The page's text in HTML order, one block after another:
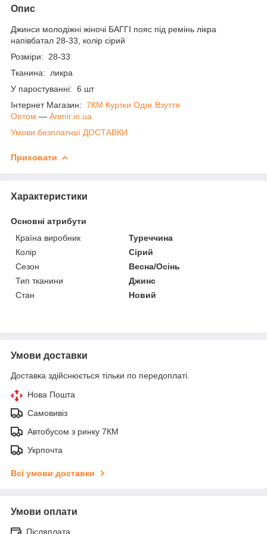
Опис
Джинси молодіжні жіночі БАГГІ пояс під ремінь лікра
напівбатал 28-33, колір сірий
Розміри: 28-33
Тканина: ликра
У паростуванні: 6 шт
Інтернет Магазин: 7КМ Куртки Одяг Взуття
Оптом ― Anmir.in.ua
Умови безплатної ДОСТАВКИ
Приховати
Характеристики
Основні атрибути
Країна виробник
Туреччина
Колір
Сірий
Сезон
Весна/Осінь
Тип тканини
Джинс
Стан
Новий
Умови доставки
Доставка здійснюється тільки по передоплаті.
Нова Пошта
Самовивіз
Автобусом з ринку 7КМ
Укрпочта
Всі умови доставки
Умови оплати
Післяплата